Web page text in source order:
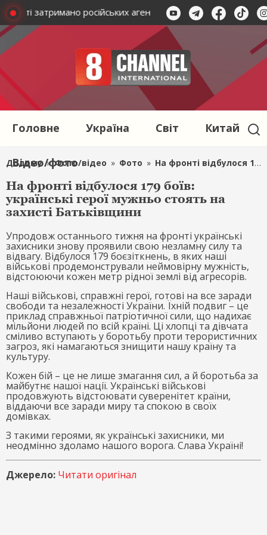
затримано російських агентів В Миколаївській
Головне Україна Світ Китай
Відео/фото
Додому » Фото/відео » Фото » На фронті відбулося 179 боїв: українські герої мужньо стоять на захисті Батьківщини
На фронті відбулося 179 боїв:
українські герої мужньо стоять на
захисті Батьківщини
Упродовж останнього тижня на фронті українські
захисники знову проявили свою незламну силу та
відвагу. Відбулося 179 боєзіткнень, в яких наші
військові продемонстрували неймовірну мужність,
відстоюючи кожен метр рідної землі від агресорів.
Наші військові, справжні герої, готові на все заради
свободи та незалежності України. Їхній подвиг – це
приклад справжньої патріотичної сили, що надихає
мільйони людей по всій країні. Ці хлопці та дівчата
сміливо вступають у боротьбу проти терористичних
загроз, які намагаються знищити нашу країну та
культуру.
Кожен бій – це не лише змагання сил, а й боротьба за
майбутнє нашої нації. Українські військові
продовжують відстоювати суверенітет країни,
віддаючи все заради миру та спокою в своїх
домівках.
З такими героями, як українські захисники, ми
неодмінно здоламо нашого ворога. Слава Україні!
Джерело: Читати оригінал